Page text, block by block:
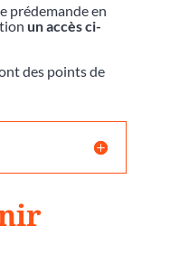
prédemande en
un accès ci-
des points de